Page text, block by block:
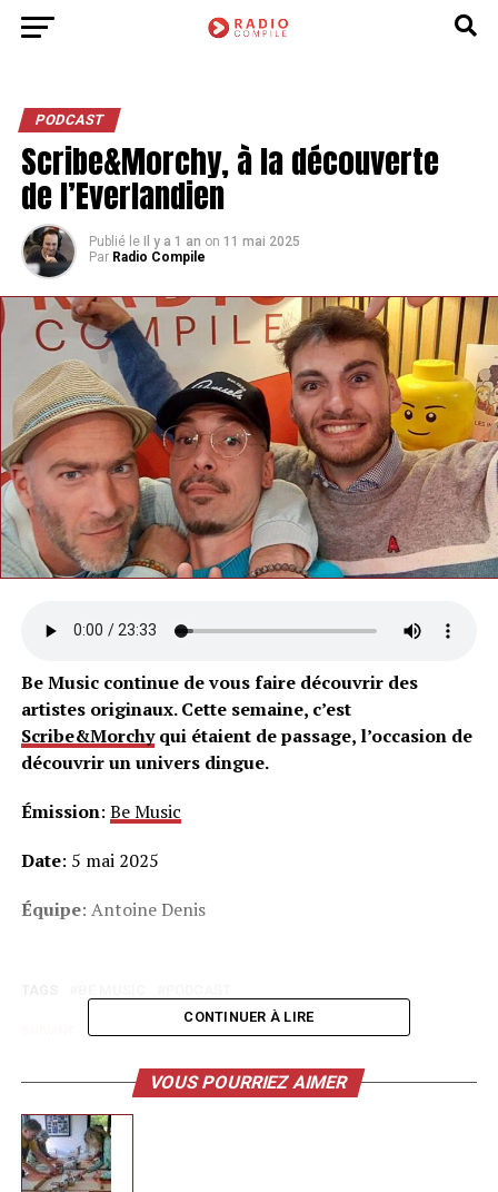
PODCAST
Scribe&Morchy, à la découverte
de l’Everlandien
Publié le Il y a 1 an on 11 mai 2025
Par Radio Compile
Be Music continue de vous faire découvrir des
artistes originaux. Cette semaine, c’est
Scribe&Morchyqui étaient de passage, l’occasion de
découvrir un univers dingue.
Émission: Be Music
Date: 5 mai 2025
Équipe: Antoine Denis
La protégée de Loïc Nottet, passée par The Voice, sort
un premier EP pétillant
CONTINUER À LIRE
VOUS POURRIEZ AIMER